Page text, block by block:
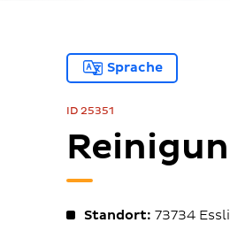
Sprache
ID 25351
Standort: 73734